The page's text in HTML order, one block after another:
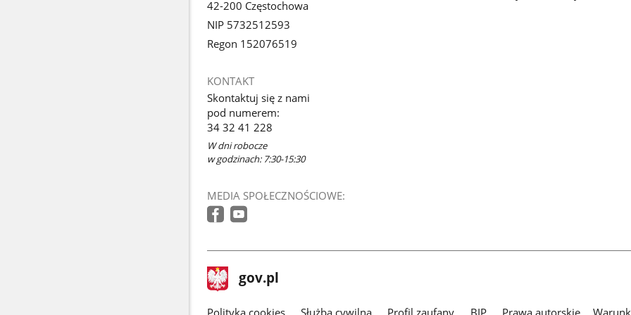
42-200 Częstochowa
NIP 5732512593
Regon 152076519
KONTAKT
Skontaktuj się z nami
pod numerem:
34 32 41 228
W dni robocze
w godzinach: 7:30-15:30
MEDIA SPOŁECZNOŚCIOWE:
stopka
gov.pl Strona
gov.pl
Polityka cookies Służba cywilna Profil zaufany BIP Prawa autorskie